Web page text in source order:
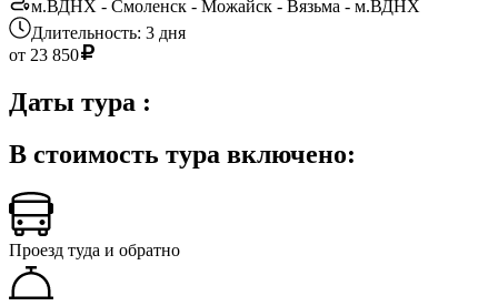
м.ВДНХ - Смоленск - Можайск - Вязьма - м.ВДНХ
Длительность: 3 дня
от 23 850
Даты тура :
В стоимость тура включено:
Проезд туда и обратно